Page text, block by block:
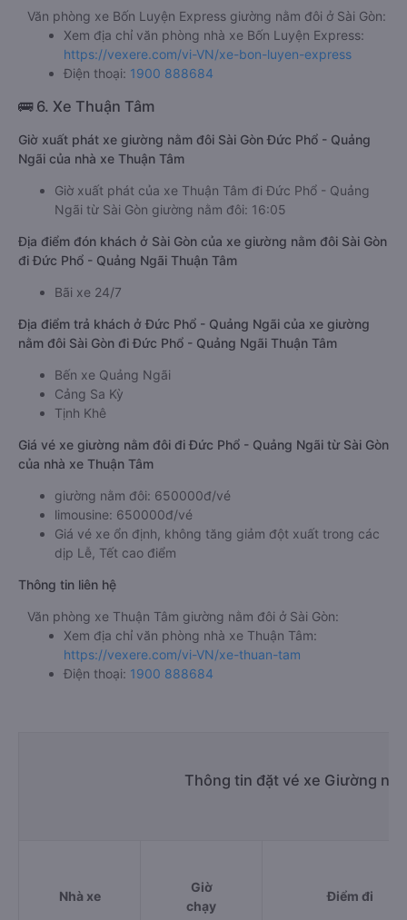
Văn phòng xe Bốn Luyện Express giường nằm đôi ở Sài Gòn:
Xem địa chỉ văn phòng nhà xe Bốn Luyện Express:
https://vexere.com/vi-VN/xe-bon-luyen-express
Điện thoại: 1900 888684
🚌 6. Xe Thuận Tâm
Giờ xuất phát xe giường nằm đôi Sài Gòn Đức Phổ - Quảng
Ngãi của nhà xe Thuận Tâm
Giờ xuất phát của xe Thuận Tâm đi Đức Phổ - Quảng
Ngãi từ Sài Gòn giường nằm đôi: 16:05
Địa điểm đón khách ở Sài Gòn của xe giường nằm đôi Sài Gòn
đi Đức Phổ - Quảng Ngãi Thuận Tâm
Bãi xe 24/7
Địa điểm trả khách ở Đức Phổ - Quảng Ngãi của xe giường
nằm đôi Sài Gòn đi Đức Phổ - Quảng Ngãi Thuận Tâm
Bến xe Quảng Ngãi
Cảng Sa Kỳ
Tịnh Khê
Giá vé xe giường nằm đôi đi Đức Phổ - Quảng Ngãi từ Sài Gòn
của nhà xe Thuận Tâm
giường nằm đôi: 650000đ/vé
limousine: 650000đ/vé
Giá vé xe ổn định, không tăng giảm đột xuất trong các
dịp Lễ, Tết cao điểm
Thông tin liên hệ
Văn phòng xe Thuận Tâm giường nằm đôi ở Sài Gòn:
Xem địa chỉ văn phòng nhà xe Thuận Tâm:
https://vexere.com/vi-VN/xe-thuan-tam
Điện thoại: 1900 888684
Thông tin đặt vé xe Giường
Nhà xe
Giờ
chạy
Điểm đi